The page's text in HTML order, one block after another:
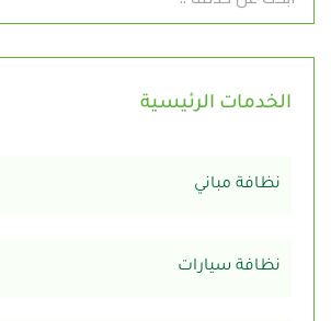
الخدمات الرئيسية
نظافة مباني
نظافة سيارات